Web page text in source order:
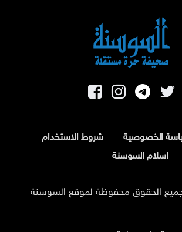
الخصوصية
شروط الاستخدام
اسلام السوسنة